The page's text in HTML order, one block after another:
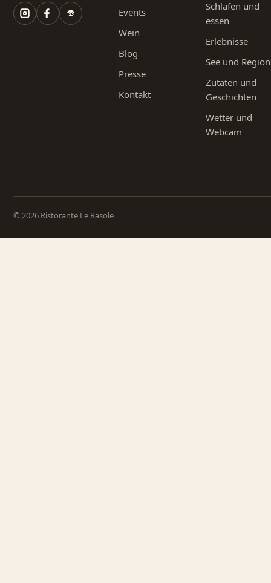
Events
Wein
Blog
Presse
Kontakt
Schlafen und
essen
Erlebnisse
See und Region
Zutaten und
Geschichten
Wetter und
Webcam
© 2026 Ristorante Le Rasole